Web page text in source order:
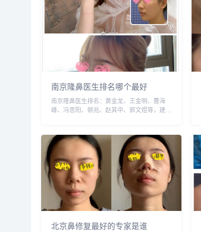
南京隆鼻医生排名哪个最好
南京隆鼻医生排名：黄金龙、王金明、曹海
峰、冯思阳、顿兆、赵其中、郭文煜等，建议
生口碑和案例。...
北京鼻修复最好的专家是谁